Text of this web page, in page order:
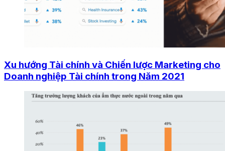
Xu hướng Tài chính và Chiến lược Marketing cho
Doanh nghiệp Tài chính trong Năm 2021